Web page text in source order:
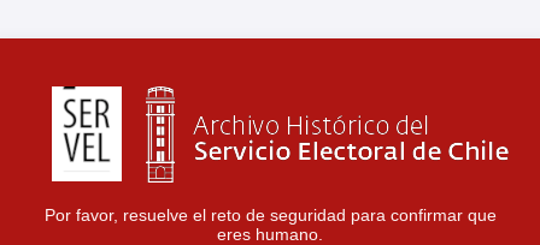
Por favor, resuelve el reto de seguridad para confirmar que
eres humano.